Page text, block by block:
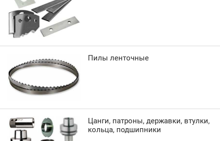
Пилы ленточные
Цанги, патроны, державки, втулки,
кольца, подшипники